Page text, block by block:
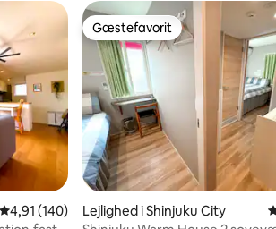
omtaler
4,91 ud af 5 i gennemsnitlig bedømmelse,
4,91 (140)
Gæstefavorit
Gæstefavorit
Lejlighed i Shinjuku City